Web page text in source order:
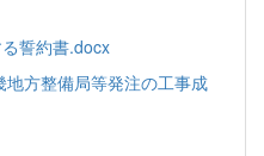
誓約書.docx
方整備局等発注の工事成